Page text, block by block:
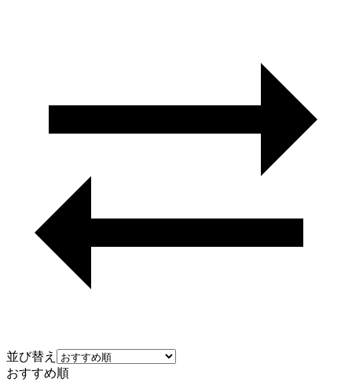
並び替え
おすすめ順